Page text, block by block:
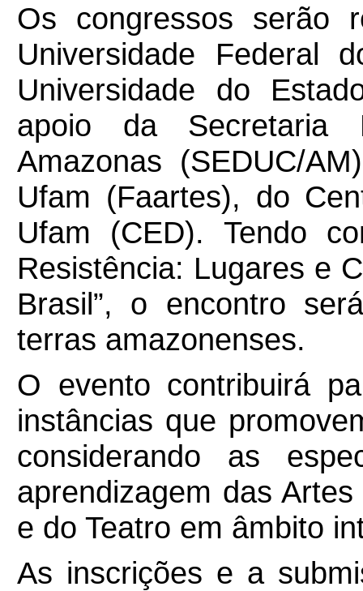
Os congressos serão
Universidade Federal
Universidade do
apoio da Secretaria
Amazonas (SEDUC/
Ufam (Faartes), do
Ufam (CED). Tendo
Resistência: Lugares e
Brasil”, o encontro
terras amazonenses.
O evento contribuirá
instâncias que
considerando as
aprendizagem das
e do Teatro em âmbito
As inscrições e a